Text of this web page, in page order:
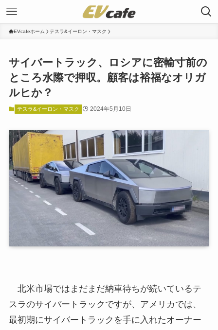
EVcafeホーム テスラ&イーロン・マスク
サイバートラック、ロシアに密輸寸前の
ところ水際で押収。顧客は裕福なオリガ
ルヒか？
テスラ&イーロン・マスク 2024年5月10日
北米市場ではまだまだ納車待ちが続いているテ
スラのサイバートラックですが、アメリカでは、
最初期にサイバートラックを手に入れたオーナー